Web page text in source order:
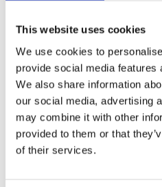
This website uses cookies
We use cookies to
provide social media features
We also share information
our social media, advertising
may combine it with other
provided to them or that
of their services.
рейки ЕПК A8
Пильник рульової
рейки ЕПК Q2
Пильник рульової
рейки ЕПК Q5